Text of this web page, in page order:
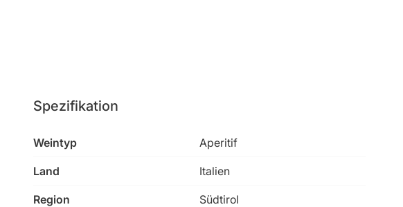
Spezifikation
Weintyp Aperitif
Land Italien
Region Südtirol